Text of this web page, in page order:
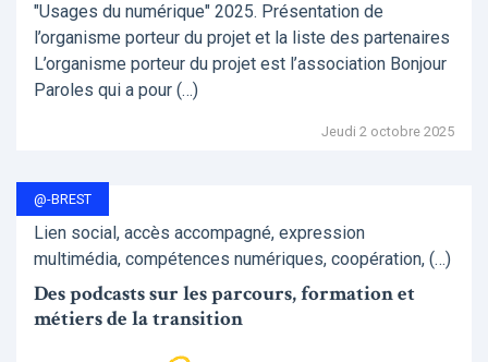
"Usages du numérique" 2025. Présentation de
l’organisme porteur du projet et la liste des partenaires
L’organisme porteur du projet est l’association Bonjour
Paroles qui a pour (…)
Jeudi 2 octobre 2025
@-BREST
Lien social, accès accompagné, expression
multimédia, compétences numériques, coopération, (…)
Des podcasts sur les parcours, formation et
métiers de la transition